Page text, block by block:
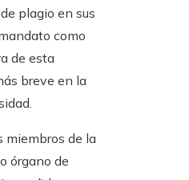
plagio en sus
como
de esta
breve en la
miembros de la
órgano de